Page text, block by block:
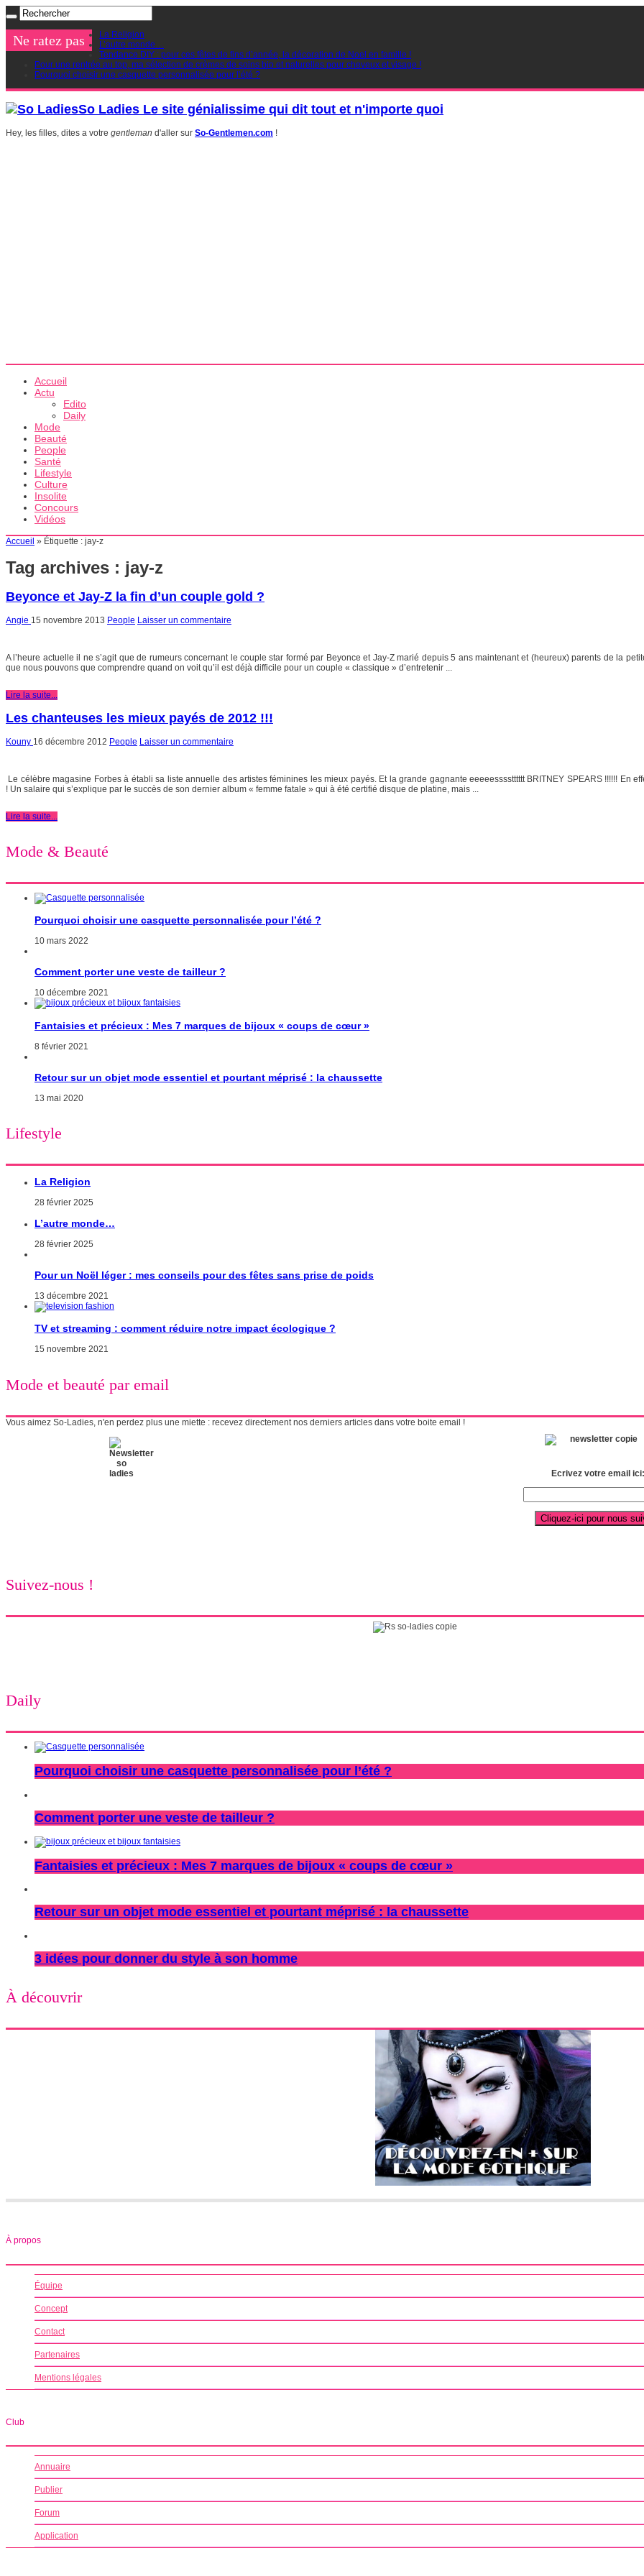
Ne ratez pas
La Religion
L’autre monde…
Tendance DIY : pour ces fêtes de fins d’année, la décoration de Noel en famille !
Pour une rentrée au top, ma sélection de crèmes de soins bio et naturelles pour cheveux et visage !
Pourquoi choisir une casquette personnalisée pour l’été ?
So Ladies Le site génialissime qui dit tout et n'importe quoi
Hey, les filles, dites a votre gentleman d'aller sur So-Gentlemen.com !
Accueil
Actu
Edito
Daily
Mode
Beauté
People
Santé
Lifestyle
Culture
Insolite
Concours
Vidéos
Accueil » Étiquette : jay-z
Tag archives : jay-z
Beyonce et Jay-Z la fin d’un couple gold ?
Angie 15 novembre 2013 People Laisser un commentaire
A l’heure actuelle il ne s’agit que de rumeurs concernant le couple star formé par Beyonce et Jay-Z marié depuis 5 ans maintenant et (heureux) parents de la
que nous pouvons que comprendre quand on voit qu’il est déjà difficile pour un couple « classique » d’entretenir ...
Lire la suite...
Les chanteuses les mieux payés de 2012 !!!
Kouny 16 décembre 2012 People Laisser un commentaire
Le célèbre magasine Forbes à établi sa liste annuelle des artistes féminines les mieux payés. Et la grande gagnante eeeeesssstttttt BRITNEY SPEARS !!!!!! En
! Un salaire qui s’explique par le succès de son dernier album « femme fatale » qui à été certifié disque de platine, mais ...
Lire la suite...
Mode & Beauté
Pourquoi choisir une casquette personnalisée pour l’été ?
10 mars 2022
Comment porter une veste de tailleur ?
10 décembre 2021
Fantaisies et précieux : Mes 7 marques de bijoux « coups de cœur »
8 février 2021
Retour sur un objet mode essentiel et pourtant méprisé : la chaussette
13 mai 2020
Lifestyle
La Religion
28 février 2025
L’autre monde…
28 février 2025
Pour un Noël léger : mes conseils pour des fêtes sans prise de poids
13 décembre 2021
TV et streaming : comment réduire notre impact écologique ?
15 novembre 2021
Mode et beauté par email
Vous aimez So-Ladies, n'en perdez plus une miette : recevez directement nos derniers articles dans votre boite email !
Ecrivez votre email ici:
Suivez-nous !
Daily
Pourquoi choisir une casquette personnalisée pour l’été ?
Comment porter une veste de tailleur ?
Fantaisies et précieux : Mes 7 marques de bijoux « coups de cœur »
Retour sur un objet mode essentiel et pourtant méprisé : la chaussette
3 idées pour donner du style à son homme
À découvrir
À propos
Équipe
Concept
Contact
Partenaires
Mentions légales
Club
Annuaire
Publier
Forum
Application